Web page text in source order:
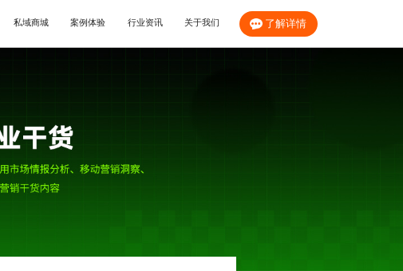
私域商城 案例体验 行业资讯 关于我们 了解详情